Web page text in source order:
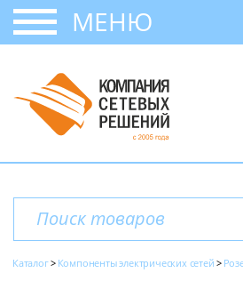
МЕНЮ
Каталог Компоненты электрических сетей